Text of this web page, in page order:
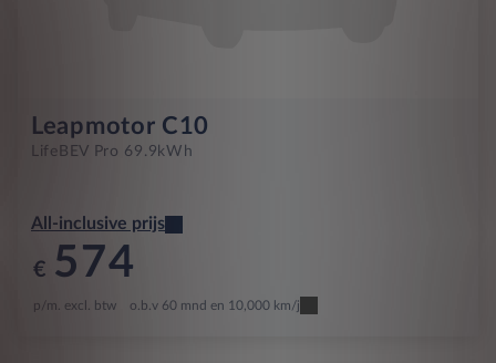
Leapmotor C10
Life BEV Pro 69.9kWh
All-inclusive prijs
€ 574
p/m. excl. btw o.b.v 60 mnd en 10,000 km/j